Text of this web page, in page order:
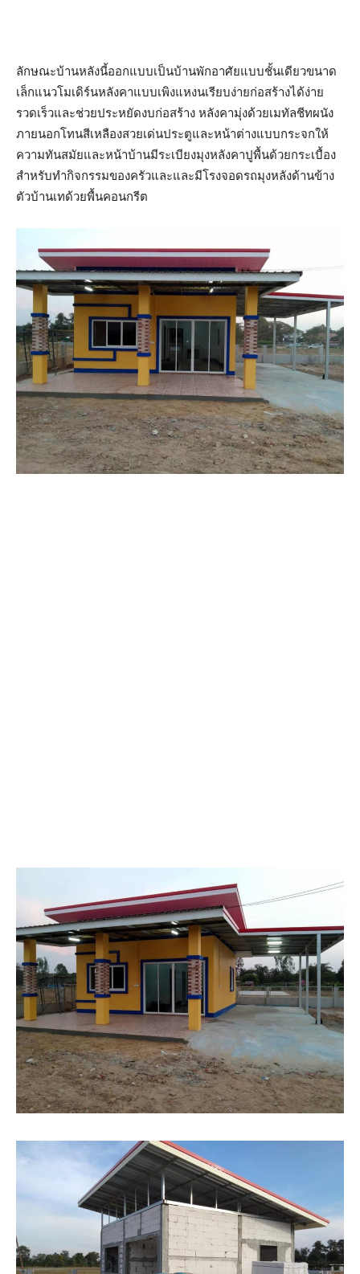
ลักษณะบ้านหลังนี้ออกแบบเป็นบ้านพักอาศัยแบบชั้นเดียวขนาด
เล็กแนวโมเดิร์นหลังคาแบบเพิงแหงนเรียบง่ายก่อสร้างได้ง่าย
รวดเร็วและช่วยประหยัดงบก่อสร้าง หลังคามุ่งด้วยเมทัลชีทผนัง
ภายนอกโทนสีเหลืองสวยเด่นประตูและหน้าต่างแบบกระจกให้
ความทันสมัยและหน้าบ้านมีระเบียงมุงหลังคาปูพื้นด้วยกระเบื้อง
สำหรับทำกิจกรรมของครัวและและมีโรงจอดรถมุงหลังด้านข้าง
ตัวบ้านเทด้วยพื้นคอนกรีต